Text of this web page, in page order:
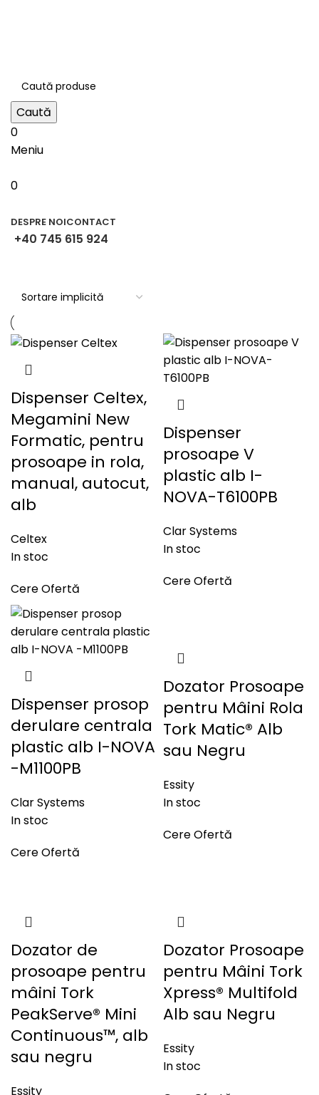
Caută
0
Meniu
0
DESPRE NOICONTACT
+40 745 615 924
Dispenser Celtex,
Megamini New
Formatic, pentru
prosoape in rola,
manual, autocut,
alb
Celtex
In stoc
Cere Ofertă
Dispenser
prosoape V
plastic alb I-
NOVA-T6100PB
Clar Systems
In stoc
Cere Ofertă
Dispenser prosop
derulare centrala
plastic alb I-NOVA
-M1100PB
Clar Systems
In stoc
Cere Ofertă
Dozator Prosoape
pentru Mâini Rola
Tork Matic® Alb
sau Negru
Essity
In stoc
Cere Ofertă
Dozator de
prosoape pentru
mâini Tork
PeakServe® Mini
Continuous™, alb
sau negru
Essity
Dozator Prosoape
pentru Mâini Tork
Xpress® Multifold
Alb sau Negru
Essity
In stoc